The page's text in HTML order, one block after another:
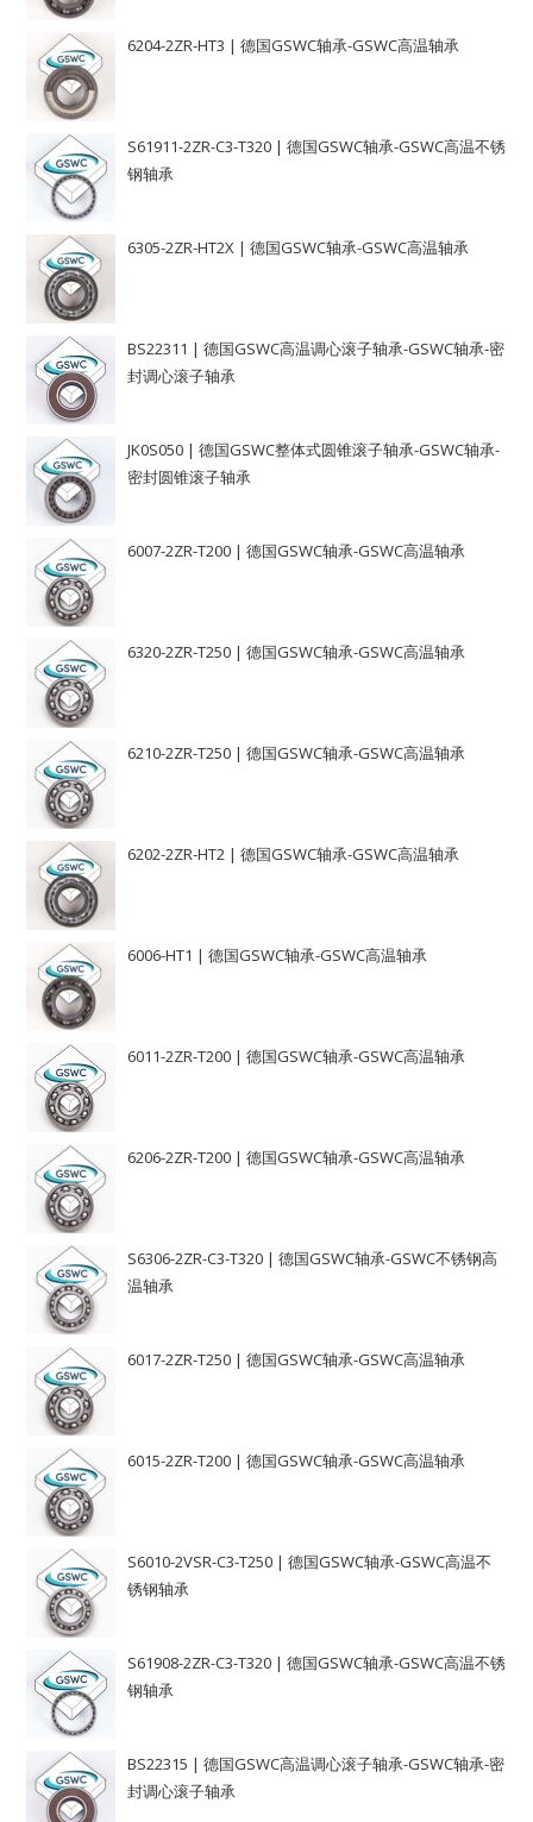
6204-2ZR-HT3 | 德国GSWC轴承-GSWC高温轴承
S61911-2ZR-C3-T320 | 德国GSWC轴承-GSWC高温不锈
钢轴承
6305-2ZR-HT2X | 德国GSWC轴承-GSWC高温轴承
BS22311 | 德国GSWC高温调心滚子轴承-GSWC轴承-密
封调心滚子轴承
JK0S050 | 德国GSWC整体式圆锥滚子轴承-GSWC轴承-
密封圆锥滚子轴承
6007-2ZR-T200 | 德国GSWC轴承-GSWC高温轴承
6320-2ZR-T250 | 德国GSWC轴承-GSWC高温轴承
6210-2ZR-T250 | 德国GSWC轴承-GSWC高温轴承
6202-2ZR-HT2 | 德国GSWC轴承-GSWC高温轴承
6006-HT1 | 德国GSWC轴承-GSWC高温轴承
6011-2ZR-T200 | 德国GSWC轴承-GSWC高温轴承
6206-2ZR-T200 | 德国GSWC轴承-GSWC高温轴承
S6306-2ZR-C3-T320 | 德国GSWC轴承-GSWC不锈钢高
温轴承
6017-2ZR-T250 | 德国GSWC轴承-GSWC高温轴承
6015-2ZR-T200 | 德国GSWC轴承-GSWC高温轴承
S6010-2VSR-C3-T250 | 德国GSWC轴承-GSWC高温不
锈钢轴承
S61908-2ZR-C3-T320 | 德国GSWC轴承-GSWC高温不锈
钢轴承
BS22315 | 德国GSWC高温调心滚子轴承-GSWC轴承-密
封调心滚子轴承